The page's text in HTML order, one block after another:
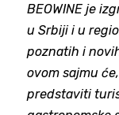
BEOWINE je
u Srbiji i u
poznatih i
ovom sajmu
predstaviti